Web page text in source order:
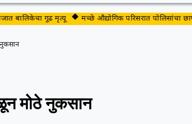
गूढ मृत्यू मच्छे औद्योगिक परिसरात पोलिसांचा छापा
मोठे नुकसान